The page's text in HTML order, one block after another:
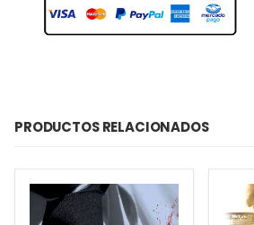
PRODUCTOS RELACIONADOS